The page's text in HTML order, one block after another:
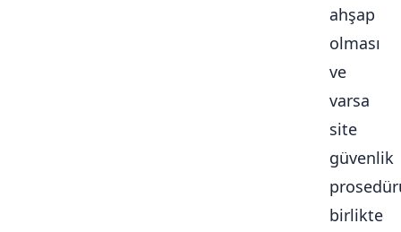
ahşap
olması
ve
varsa
site
güvenlik
birlikte